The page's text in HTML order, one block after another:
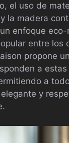
el uso de
la madera
enfoque eco-
entre los
propone
a estas
a
y